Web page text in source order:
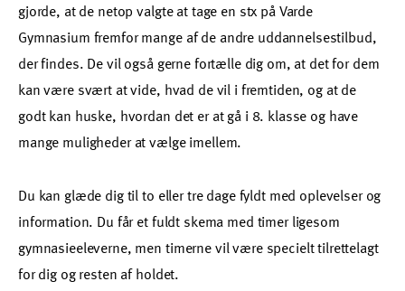
gjorde, at de netop valgte at tage en stx på Varde
Gymnasium fremfor mange af de andre uddannelsestilbud,
der findes. De vil også gerne fortælle dig om, at det for dem
kan være svært at vide, hvad de vil i fremtiden, og at de
godt kan huske, hvordan det er at gå i 8. klasse og have
mange muligheder at vælge imellem.
Du kan glæde dig til to eller tre dage fyldt med oplevelser og
information. Du får et fuldt skema med timer ligesom
gymnasieeleverne, men timerne vil være specielt tilrettelagt
for dig og resten af holdet.